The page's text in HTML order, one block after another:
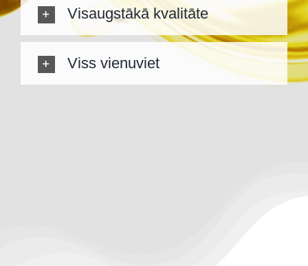
Visaugstākā kvalitāte
Viss vienuviet